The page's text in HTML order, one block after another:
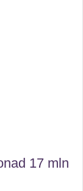
17 mln